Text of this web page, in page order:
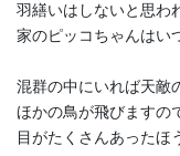
羽繕いはしないと思わ
家のピッコちゃんはい
混群の中にいれば天敵
ほかの鳥が飛びますの
目がたくさんあったほ